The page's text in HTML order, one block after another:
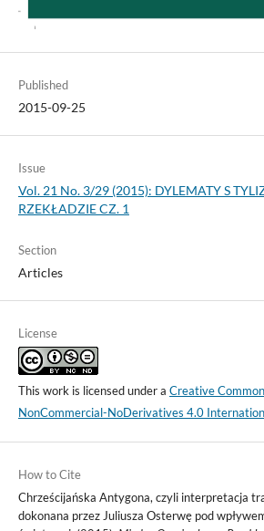
Published
2015-09-25
Issue
Vol. 21 No. 3/29 (2015): DYLEMATY S
RZEKŁADZIE CZ. 1
Section
Articles
License
This work is licensed under a Creative
NonCommercial-NoDerivatives 4.0
How to Cite
Chrześcijańska Antygona, czyli interpretacja
dokonana przez Juliusza Osterwę pod